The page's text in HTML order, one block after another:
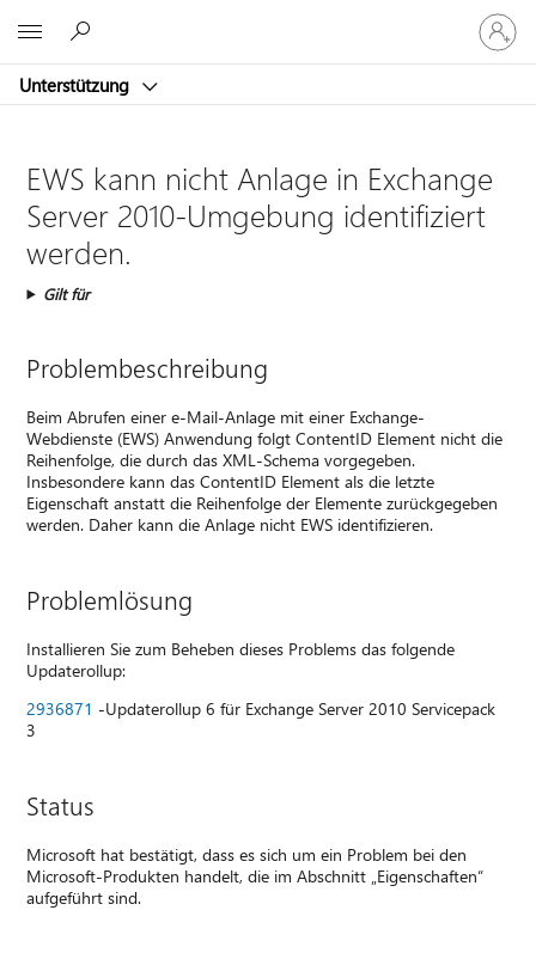
Unterstützung
Bei
Ihrem
Konto
EWS kann nicht Anlage in Exchange
Server 2010-Umgebung identifiziert
werden.
Gilt für
Problembeschreibung
Beim Abrufen einer e-Mail-Anlage mit einer Exchange-
Webdienste (EWS) Anwendung folgt ContentID Element nicht die
Reihenfolge, die durch das XML-Schema vorgegeben.
Insbesondere kann das ContentID Element als die letzte
Eigenschaft anstatt die Reihenfolge der Elemente zurückgegeben
werden. Daher kann die Anlage nicht EWS identifizieren.
Problemlösung
Installieren Sie zum Beheben dieses Problems das folgende
Updaterollup:
2936871 -Updaterollup 6 für Exchange Server 2010 Servicepack
3
Status
Microsoft hat bestätigt, dass es sich um ein Problem bei den
Microsoft-Produkten handelt, die im Abschnitt „Eigenschaften“
aufgeführt sind.